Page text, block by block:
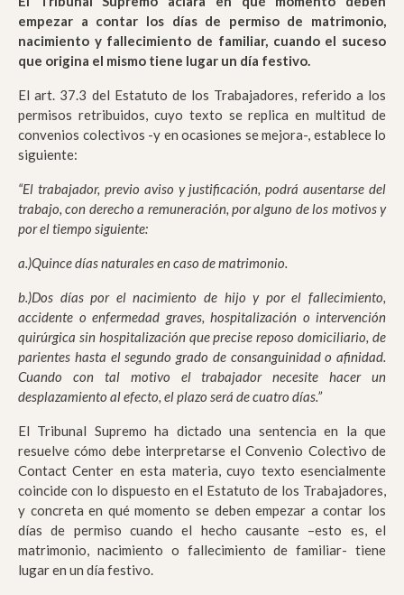
empezar a contar los días de permiso de matrimonio,
nacimiento y fallecimiento de familiar, cuando el suceso
que origina el mismo tiene lugar un día festivo.
El art. 37.3 del Estatuto de los Trabajadores, referido a los
permisos retribuidos, cuyo texto se replica en multitud de
convenios colectivos -y en ocasiones se mejora-, establece lo
siguiente:
“El trabajador, previo aviso y justificación, podrá ausentarse del
trabajo, con derecho a remuneración, por alguno de los motivos y
por el tiempo siguiente:
a.)Quince días naturales en caso de matrimonio.
b.)Dos días por el nacimiento de hijo y por el fallecimiento,
accidente o enfermedad graves, hospitalización o intervención
quirúrgica sin hospitalización que precise reposo domiciliario, de
parientes hasta el segundo grado de consanguinidad o afinidad.
Cuando con tal motivo el trabajador necesite hacer un
desplazamiento al efecto, el plazo será de cuatro días.”
El Tribunal Supremo ha dictado una sentencia en la que
resuelve cómo debe interpretarse el Convenio Colectivo de
Contact Center en esta materia, cuyo texto esencialmente
coincide con lo dispuesto en el Estatuto de los Trabajadores,
y concreta en qué momento se deben empezar a contar los
días de permiso cuando el hecho causante –esto es, el
matrimonio, nacimiento o fallecimiento de familiar- tiene
lugar en un día festivo.